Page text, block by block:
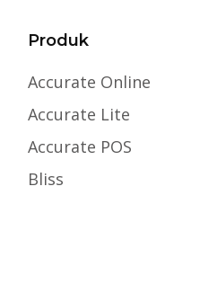
Produk
Accurate Online
Accurate Lite
Accurate POS
Bliss